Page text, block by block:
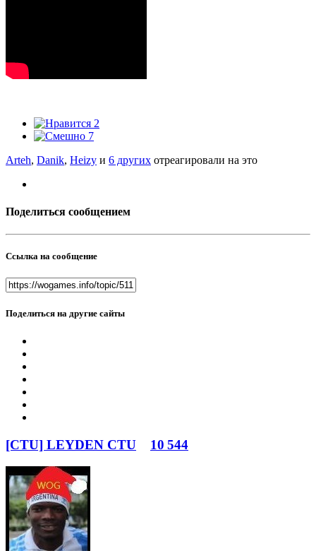
2
7
Arteh, Danik, Heizy и 6 других отреагировали на это
Поделиться сообщением
Ссылка на сообщение
Поделиться на другие сайты
[CTU] LEYDEN CTU 10 544